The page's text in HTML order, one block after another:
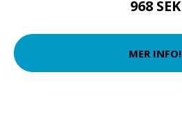
968 SEK
MER INFO!